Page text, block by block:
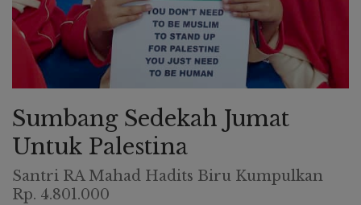
Sumbang Sedekah Jumat
Untuk Palestina
Santri RA Mahad Hadits Biru Kumpulkan
Rp. 4.801.000